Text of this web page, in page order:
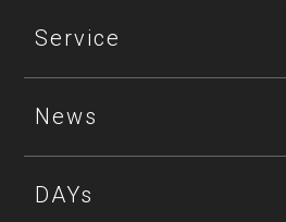
Service
News
DAYs